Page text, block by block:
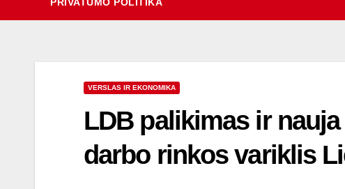
VERSLAS IR EKONOMIKA
LDB palikimas ir
darbo rinkos variklis